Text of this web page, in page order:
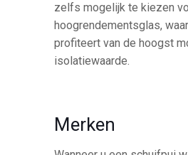
zelfs mogelijk te kiezen
hoogrendementsglas,
profiteert van de hoogst
isolatiewaarde.
Merken